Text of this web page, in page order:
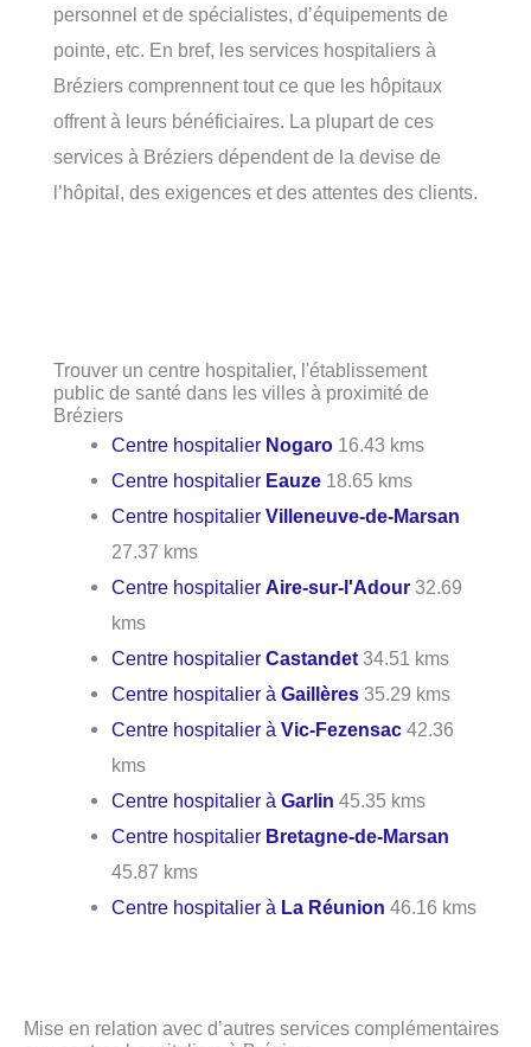
personnel et de spécialistes, d’équipements de
pointe, etc. En bref, les services hospitaliers à
Bréziers comprennent tout ce que les hôpitaux
offrent à leurs bénéficiaires. La plupart de ces
services à Bréziers dépendent de la devise de
l’hôpital, des exigences et des attentes des clients.
Trouver un centre hospitalier, l'établissement
public de santé dans les villes à proximité de
Bréziers
Centre hospitalier Nogaro 16.43 kms
Centre hospitalier Eauze 18.65 kms
Centre hospitalierVilleneuve-de-Marsan
27.37 kms
Centre hospitalierAire-sur-l'Adour 32.69
kms
Centre hospitalierCastandet 34.51 kms
Centre hospitalier àGaillères 35.29 kms
Centre hospitalier àVic-Fezensac 42.36
kms
Centre hospitalier àGarlin 45.35 kms
Centre hospitalier Bretagne-de-Marsan
45.87 kms
Centre hospitalier à La Réunion 46.16 kms
Mise en relation avec d’autres services complémentaires